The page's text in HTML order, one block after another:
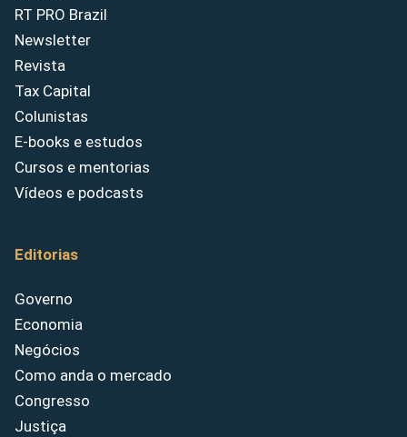
RT PRO Brazil
Newsletter
Revista
Tax Capital
Colunistas
E-books e estudos
Cursos e mentorias
Vídeos e podcasts
Editorias
Governo
Economia
Negócios
Como anda o mercado
Congresso
Justiça